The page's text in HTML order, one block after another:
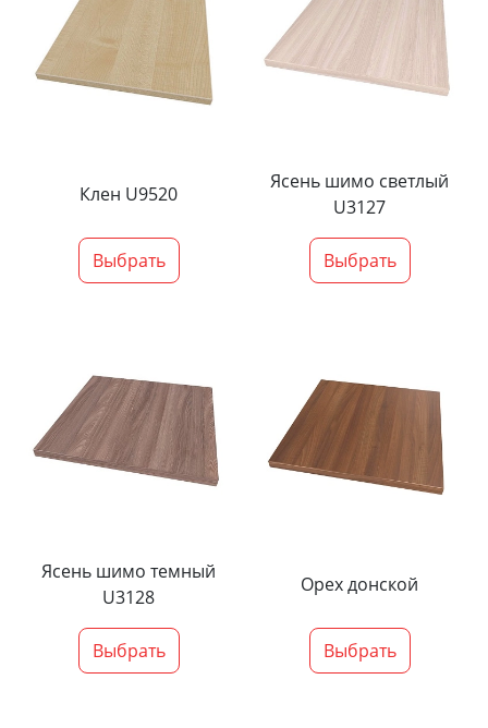
Клен U9520
Выбрать
Ясень шимо светлый
U3127
Выбрать
Ясень шимо темный
U3128
Выбрать
Орех донской
Выбрать